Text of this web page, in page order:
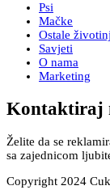
Psi
Mačke
Ostale
Savjeti
O nama
Marketing
Kontaktiraj
Želite da se
sa zajednicom
Copyright 2024